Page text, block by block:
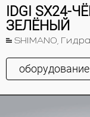
IDGI SX24-
ЗЕЛЁНЫЙ
SHIMANO,
оборудование